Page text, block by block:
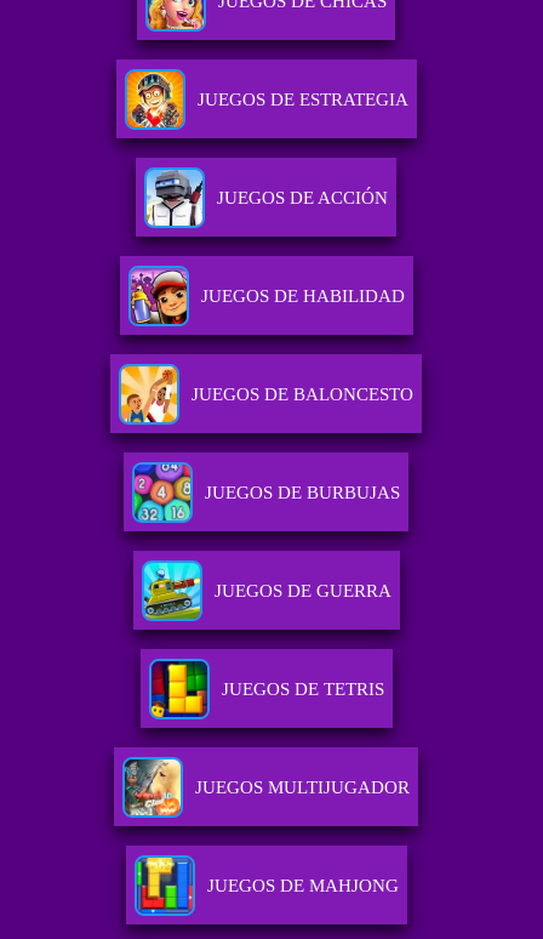
JUEGOS DE ESTRATEGIA
JUEGOS DE ACCIÓN
JUEGOS DE HABILIDAD
JUEGOS DE BALONCESTO
JUEGOS DE BURBUJAS
JUEGOS DE GUERRA
JUEGOS DE TETRIS
JUEGOS MULTIJUGADOR
JUEGOS DE MAHJONG